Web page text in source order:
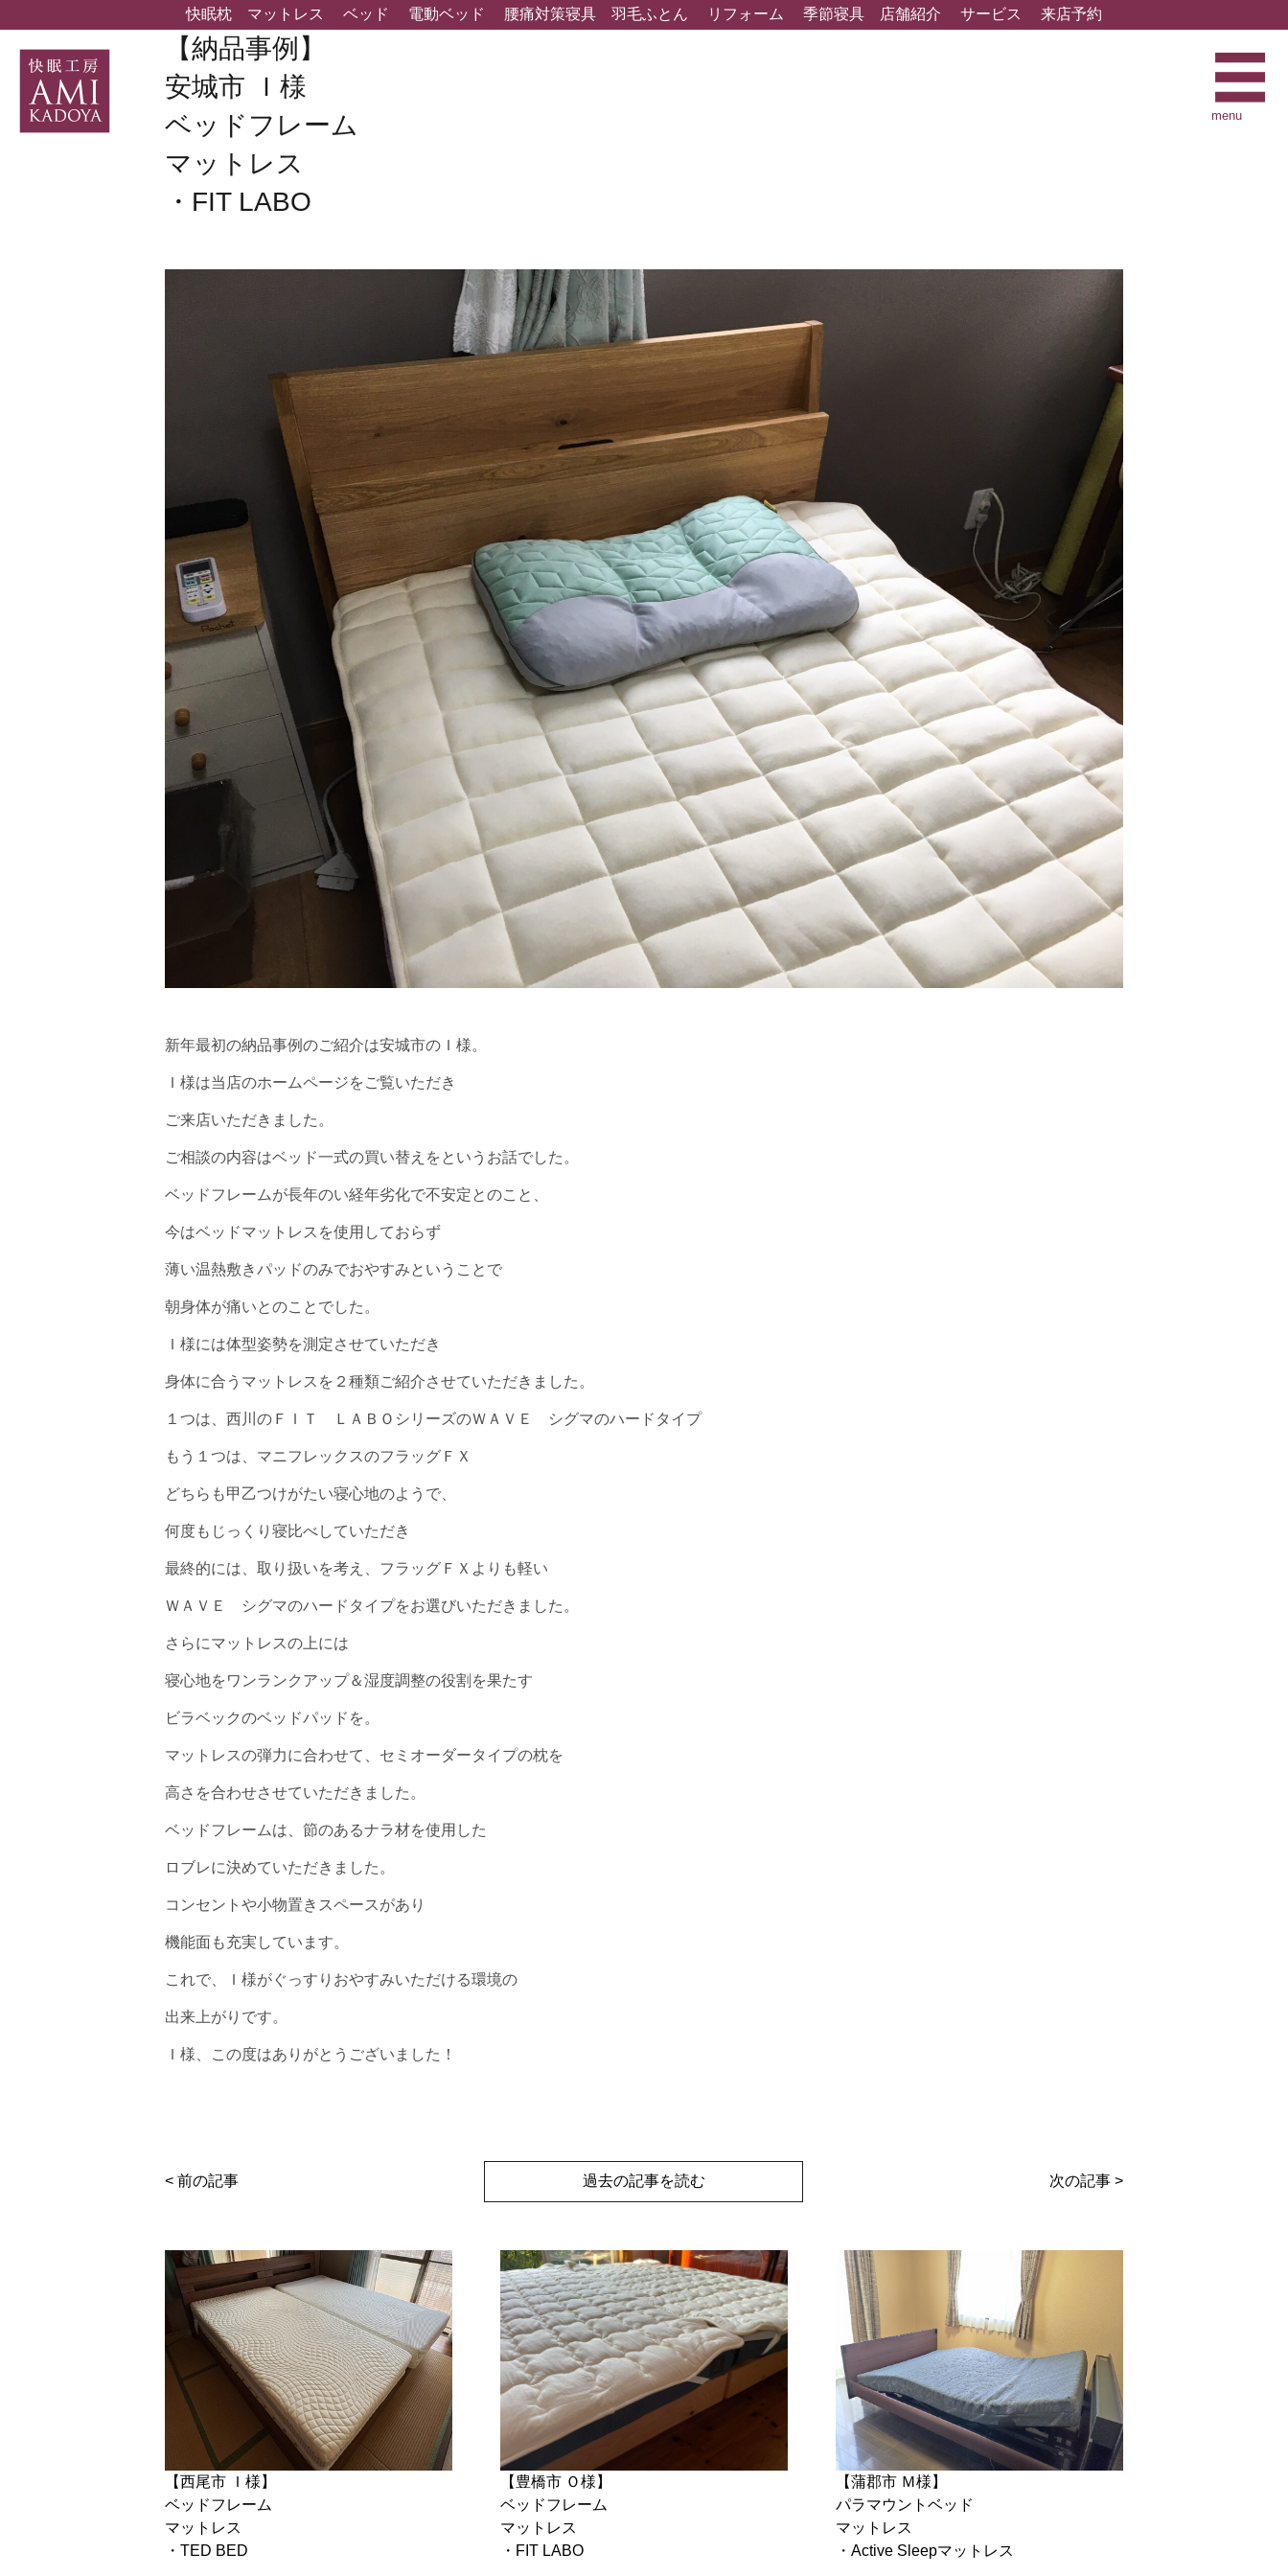
快眠枕 マットレス ベッド 電動ベッド 腰痛対策寝具 羽毛ふとん リフォーム 季節寝具 店舗紹介 サービス 来店予約
menu
【納品事例】
安城市 Ｉ様
ベッドフレーム
マットレス
・FIT LABO
新年最初の納品事例のご紹介は安城市のＩ様。
Ｉ様は当店のホームページをご覧いただき
ご来店いただきました。
ご相談の内容はベッド一式の買い替えをというお話でした。
ベッドフレームが長年のい経年劣化で不安定とのこと、
今はベッドマットレスを使用しておらず
薄い温熱敷きパッドのみでおやすみということで
朝身体が痛いとのことでした。
Ｉ様には体型姿勢を測定させていただき
身体に合うマットレスを２種類ご紹介させていただきました。
１つは、西川のＦＩＴ ＬＡＢＯシリーズのＷＡＶＥ シグマのハードタイプ
もう１つは、マニフレックスのフラッグＦＸ
どちらも甲乙つけがたい寝心地のようで、
何度もじっくり寝比べしていただき
最終的には、取り扱いを考え、フラッグＦＸよりも軽い
ＷＡＶＥ シグマのハードタイプをお選びいただきました。
さらにマットレスの上には
寝心地をワンランクアップ＆湿度調整の役割を果たす
ビラベックのベッドパッドを。
マットレスの弾力に合わせて、セミオーダータイプの枕を
高さを合わせさせていただきました。
ベッドフレームは、節のあるナラ材を使用した
ロブレに決めていただきました。
コンセントや小物置きスペースがあり
機能面も充実しています。
これで、Ｉ様がぐっすりおやすみいただける環境の
出来上がりです。
Ｉ様、この度はありがとうございました！
< 前の記事 過去の記事を読む 次の記事 >
【西尾市 Ｉ様】
ベッドフレーム
マットレス
・TED BED
【豊橋市 Ｏ様】
ベッドフレーム
マットレス
・FIT LABO
【蒲郡市 Ｍ様】
パラマウントベッド
マットレス
・Active Sleepマットレス